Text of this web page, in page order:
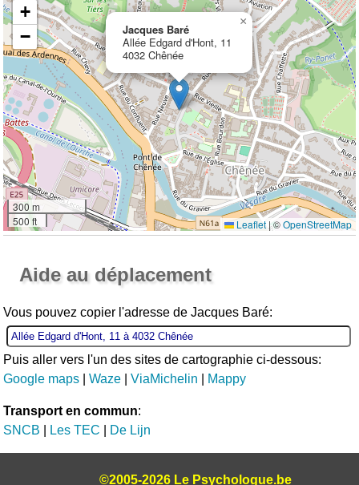
Jacques Baré
Allée Edgard d'Hont, 11
4032 Chênée
×
+
−
300 m
500 ft
Leaflet |©OpenStreetMap
Aide au déplacement
Vous pouvez copier l'adresse de Jacques Baré:
Puis aller vers l'un des sites de cartographie ci-dessous:
Google maps |Waze |ViaMichelin Mappy
Transport en commun:
SNCB
Les TEC De Lijn
©2005-2026 Le Psychologue.be